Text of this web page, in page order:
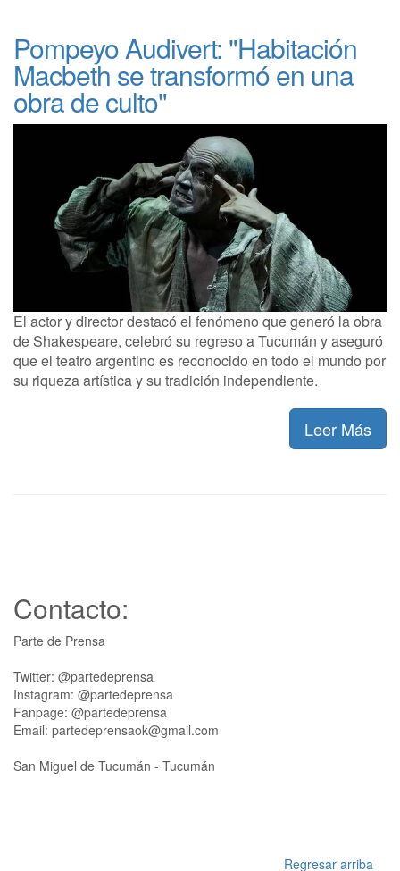
Pompeyo Audivert: "Habitación
Macbeth se transformó en una
obra de culto"
El actor y director destacó el fenómeno que generó la obra
de Shakespeare, celebró su regreso a Tucumán y aseguró
que el teatro argentino es reconocido en todo el mundo por
su riqueza artística y su tradición independiente.
Leer Más
Contacto:
Parte de Prensa
Twitter: @partedeprensa
Instagram: @partedeprensa
Fanpage: @partedeprensa
Email: partedeprensaok@gmail.com
San Miguel de Tucumán - Tucumán
Regresar arriba